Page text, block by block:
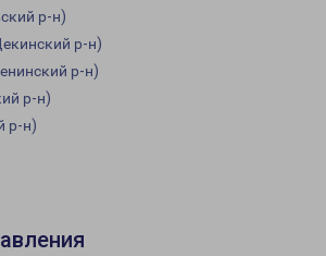
р-н)
р-н)
р-н)
р-н)
р-н)